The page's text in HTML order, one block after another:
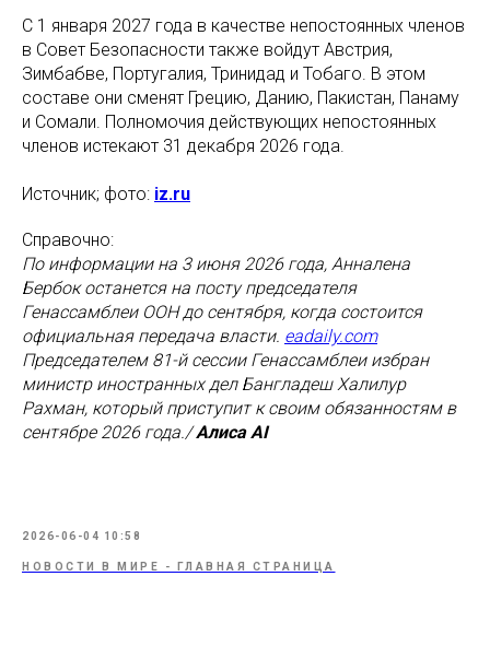
С 1 января 2027 года в качестве непостоянных членов
в Совет Безопасности также войдут Австрия,
Зимбабве, Португалия, Тринидад и Тобаго. В этом
составе они сменят Грецию, Данию, Пакистан, Панаму
и Сомали. Полномочия действующих непостоянных
членов истекают 31 декабря 2026 года.
Источник; фото: iz.ru
Справочно:
По информации на 3 июня 2026 года, Анналена
Бербок останется на посту председателя
Генассамблеи ООН до сентября, когда состоится
официальная передача власти. eadaily.com
Председателем 81-й сессии Генассамблеи избран
министр иностранных дел Бангладеш Халилур
Рахман, который приступит к своим обязанностям в
сентябре 2026 года./Алиса AI
2026-06-04 10:58
НОВОСТИ В МИРЕ - ГЛАВНАЯ СТРАНИЦА